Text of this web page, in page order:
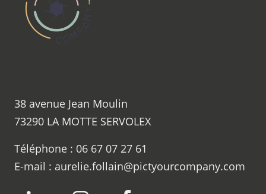
38 avenue Jean Moulin
73290 LA MOTTE SERVOLEX
Téléphone : 06 67 07 27 61
E-mail : aurelie.follain@pictyourcompany.com